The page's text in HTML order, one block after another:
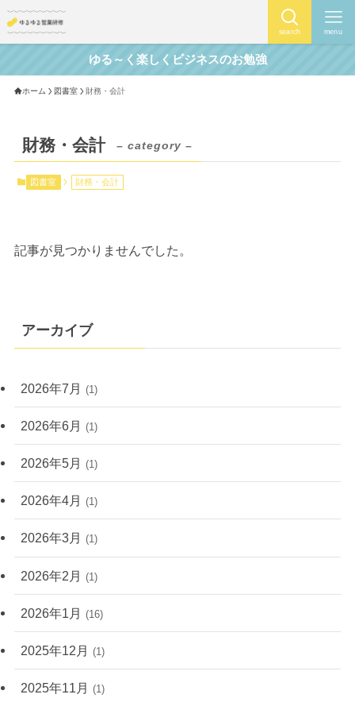
search menu
ゆる～く楽しくビジネスのお勉強
ホーム 図書室 財務・会計
財務・会計 – category –
図書室 財務・会計
記事が見つかりませんでした。
アーカイブ
2026年7月 (1)
2026年6月 (1)
2026年5月 (1)
2026年4月 (1)
2026年3月 (1)
2026年2月 (1)
2026年1月 (16)
2025年12月 (1)
2025年11月 (1)